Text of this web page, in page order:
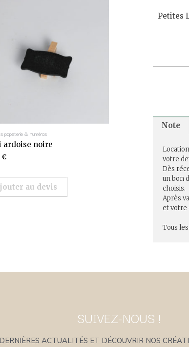
papeterie & numéros
ardoise noire
€
au devis
Petites
Note
votre
Dès
un bon
choisis.
Après
et votre
Tous
SUIVEZ-NOUS !
ACTUALITÉS ET DÉCOUVRIR NOS